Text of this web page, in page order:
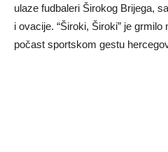
ulaze fudbaleri Širokog Brijega,
i ovacije. “Široki, Široki” je
počast sportskom gestu